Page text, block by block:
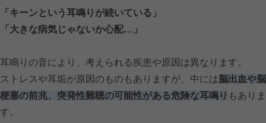
「キーンという耳鳴りが続いている」
「大きな病気じゃないか心配…」
耳鳴りの音により、考えられる疾患や原因は異なります。
ストレスや耳垢が原因のものもありますが、中には 脳出血や脳
梗塞の前兆、突発性難聴の可能性がある危険な耳鳴り もありま
す。